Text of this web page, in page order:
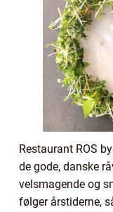
Restaurant ROS
de gode, danske
velsmagende og
følger årstiderne,